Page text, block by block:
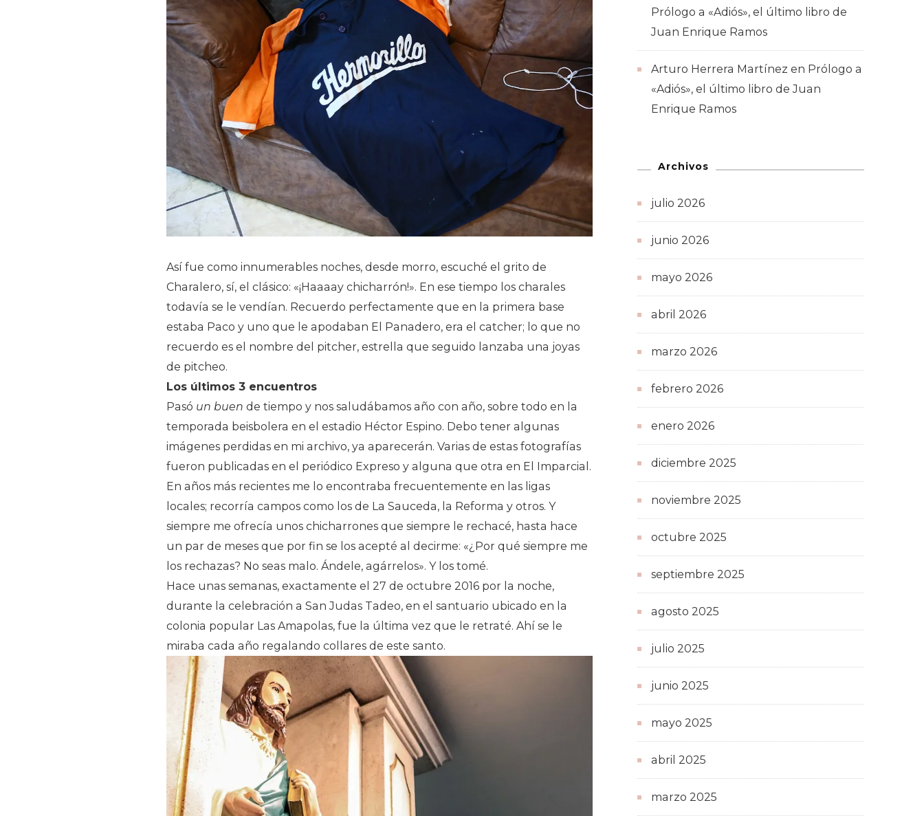
Así fue como innumerables noches, desde morro, escuché el grito de
Charalero, sí, el clásico: «¡Haaaay chicharrón!». En ese tiempo los charales
todavía se le vendían. Recuerdo perfectamente que en la primera base
estaba Paco y uno que le apodaban El Panadero, era el catcher; lo que no
recuerdo es el nombre del pitcher, estrella que seguido lanzaba una joyas
de pitcheo.
Los últimos 3 encuentros
Pasó un buen de tiempo y nos saludábamos año con año, sobre todo en la
temporada beisbolera en el estadio Héctor Espino. Debo tener algunas
imágenes perdidas en mi archivo, ya aparecerán. Varias de estas fotografías
fueron publicadas en el periódico Expreso y alguna que otra en El Imparcial.
En años más recientes me lo encontraba frecuentemente en las ligas
locales; recorría campos como los de La Sauceda, la Reforma y otros. Y
siempre me ofrecía unos chicharrones que siempre le rechacé, hasta hace
un par de meses que por fin se los acepté al decirme: «¿Por qué siempre me
los rechazas? No seas malo. Ándele, agárrelos». Y los tomé.
Hace unas semanas, exactamente el 27 de octubre 2016 por la noche,
durante la celebración a San Judas Tadeo, en el santuario ubicado en la
colonia popular Las Amapolas, fue la última vez que le retraté. Ahí se le
miraba cada año regalando collares de este santo.
Prólogo a «Adiós», el último libro de
Juan Enrique Ramos
Arturo Herrera Martínez en Prólogo a
«Adiós», el último libro de Juan
Enrique Ramos
Archivos
julio 2026
junio 2026
mayo 2026
abril 2026
marzo 2026
febrero 2026
enero 2026
diciembre 2025
noviembre 2025
octubre 2025
septiembre 2025
agosto 2025
julio 2025
junio 2025
mayo 2025
abril 2025
marzo 2025